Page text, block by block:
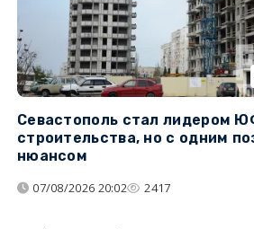
Севастополь стал лидером
строительства, но с одним
нюансом
07/08/2026 20:02 2417